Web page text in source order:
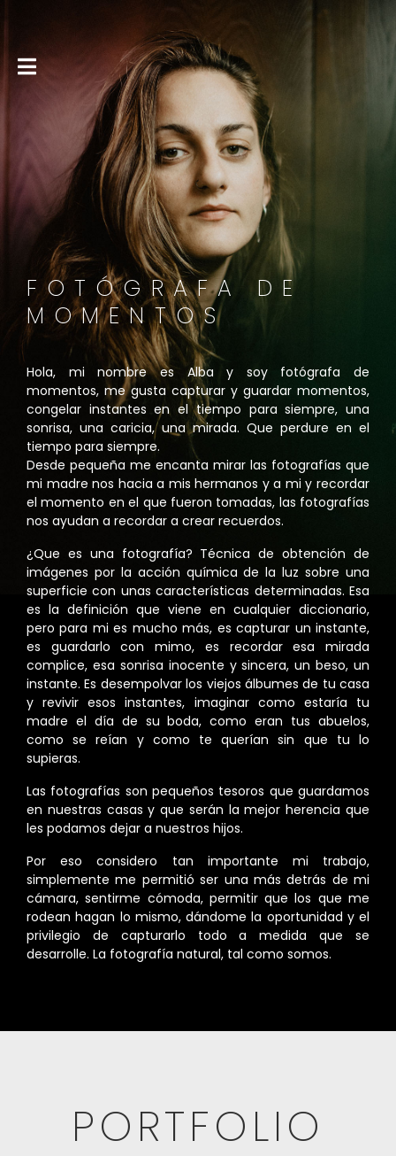
FOTÓGRAFA DE
MOMENTOS
Hola, mi nombre es Alba y soy fotógrafa de
momentos, me gusta capturar y guardar momentos,
congelar instantes en el tiempo para siempre, una
sonrisa, una caricia, una mirada. Que perdure en el
tiempo para siempre.
Desde pequeña me encanta mirar las fotografías que
mi madre nos hacia a mis hermanos y a mi y recordar
el momento en el que fueron tomadas, las fotografías
nos ayudan a recordar a crear recuerdos.
¿Que es una fotografía? Técnica de obtención de
imágenes por la acción química de la luz sobre una
superficie con unas características determinadas. Esa
es la definición que viene en cualquier diccionario,
pero para mi es mucho más, es capturar un instante,
es guardarlo con mimo, es recordar esa mirada
complice, esa sonrisa inocente y sincera, un beso, un
instante. Es desempolvar los viejos álbumes de tu casa
y revivir esos instantes, imaginar como estaría tu
madre el día de su boda, como eran tus abuelos,
como se reían y como te querían sin que tu lo
supieras.
Las fotografías son pequeños tesoros que guardamos
en nuestras casas y que serán la mejor herencia que
les podamos dejar a nuestros hijos.
Por eso considero tan importante mi trabajo,
simplemente me permitió ser una más detrás de mi
cámara, sentirme cómoda, permitir que los que me
rodean hagan lo mismo, dándome la oportunidad y el
privilegio de capturarlo todo a medida que se
desarrolle. La fotografía natural, tal como somos.
PORTFOLIO